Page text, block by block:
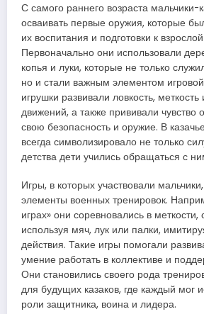
С самого раннего возраста мальчики-
осваивать первые оружия, которые
их воспитания и подготовки к
Первоначально они использовали
копья и луки, которые не только
но и стали важным элементом игровой
игрушки развивали ловкость,
движений, а также прививали чувство
свою безопасность и оружие. В
всегда символизировало не только
детства дети учились обращаться с
Игры, в которых участвовали
элементы военных тренировок.
играх» они соревновались в меткости,
используя мяч, лук или палки,
действия. Такие игры помогали
умение работать в коллективе и
Они становились своего рода
для будущих казаков, где каждый мог
роли защитника, воина и лидера.